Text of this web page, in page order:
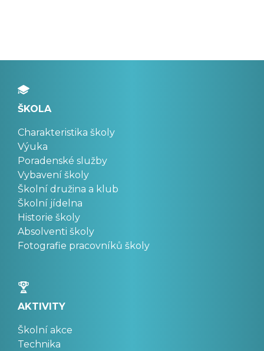
ŠKOLA
Charakteristika školy
Výuka
Poradenské služby
Vybavení školy
Školní družina a klub
Školní jídelna
Historie školy
Absolventi školy
Fotografie pracovníků školy
AKTIVITY
Školní akce
Technika